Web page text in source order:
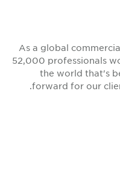
As a global
52,000 professionals
the world that's
forward for our